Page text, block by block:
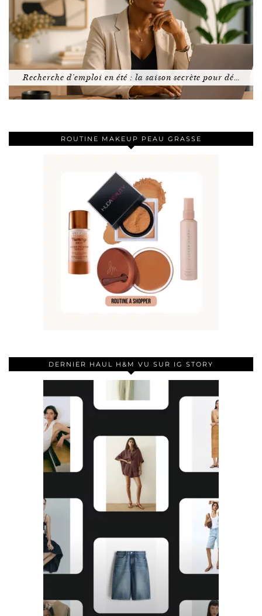
Recherche d’emploi en été : la saison secrète pour dé…
ROUTINE MAKEUP PEAU GRASSE
DERNIER HAUL H&M VU SUR IG STORY